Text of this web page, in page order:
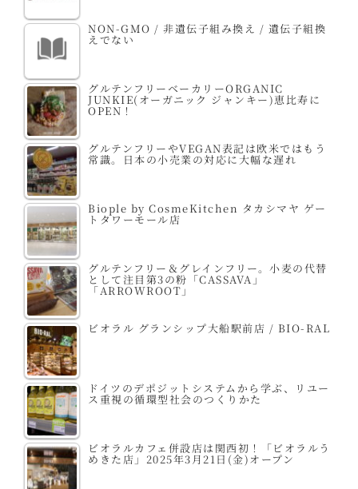
NON-GMO / 非遺伝子組み換え / 遺伝子組換
えでない
グルテンフリーベーカリーORGANIC
JUNKIE(オーガニック ジャンキー)恵比寿に
OPEN！
グルテンフリーやVEGAN表記は欧米ではもう
常識。日本の小売業の対応に大幅な遅れ
Biople by CosmeKitchen タカシマヤ ゲー
トタワーモール店
グルテンフリー＆グレインフリー。小麦の代替
として注目第3の粉「CASSAVA」
「ARROWROOT」
ビオラル グランシップ大船駅前店 / BIO-RAL
ドイツのデポジットシステムから学ぶ、リユー
ス重視の循環型社会のつくりかた
ビオラルカフェ併設店は関西初！「ビオラルう
めきた店」2025年3月21日(金)オープン